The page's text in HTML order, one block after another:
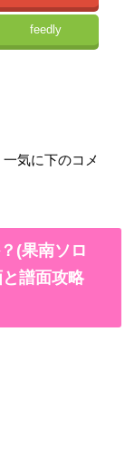
feedly
気に下のコメ
(果南ソロ
譜面攻略